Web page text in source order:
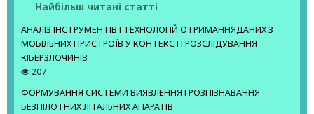
Найбільш читані статті
АНАЛІЗ ІНСТРУМЕНТІВ І ТЕХНОЛОГІЙ ОТРИМАННЯДАНИХ З
МОБІЛЬНИХ ПРИСТРОЇВ У КОНТЕКСТІ РОЗСЛІДУВАННЯ
КІБЕРЗЛОЧИНІВ
207
ФОРМУВАННЯ СИСТЕМИ ВИЯВЛЕННЯ І РОЗПІЗНАВАННЯ
БЕЗПІЛОТНИХ ЛІТАЛЬНИХ АПАРАТІВ